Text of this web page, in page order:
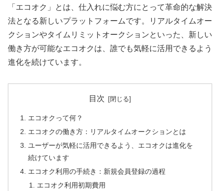
「エコオク」とは、仕入れに悩む方にとって革命的な解決
法となる新しいプラットフォームです。リアルタイムオー
クションやタイムリミットオークションといった、新しい
働き方が可能なエコオクは、誰でも気軽に活用できるよう
進化を続けています。
目次
エコオクって何？
エコオクの働き方：リアルタイムオークションとは
ユーザーが気軽に活用できるよう、エコオクは進化を
続けています
エコオク利用の手続き：新規会員登録の過程
エコオク利用初期費用